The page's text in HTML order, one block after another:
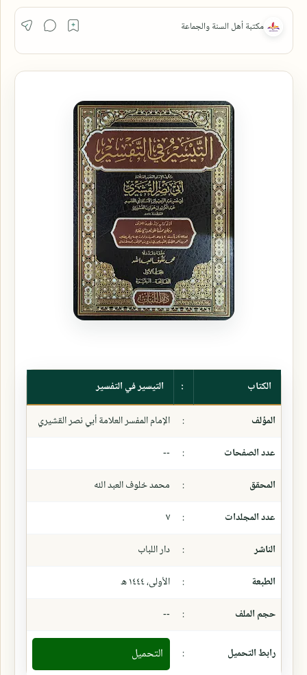
الكتاب :
التيسير في التفسير
المؤلف
:
الإمام المفسر العلامة أبي نصر القشيري
عدد الصفحات
:
--
المحقق
:
محمد خلوف العبد الله
عدد المجلدات
:
٧
الناشر
:
دار اللباب
الطبعة
:
الأولى، ١٤٤٤ ھ
حجم الملف
:
--
رابط التحميل : التحميل